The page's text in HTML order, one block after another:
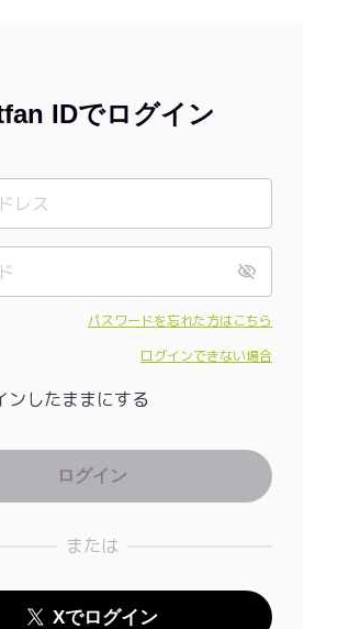
IDでログイン
パスワードを忘れた方はこちら
ログインできない場合
ンしたままにする
または
Xでログイン